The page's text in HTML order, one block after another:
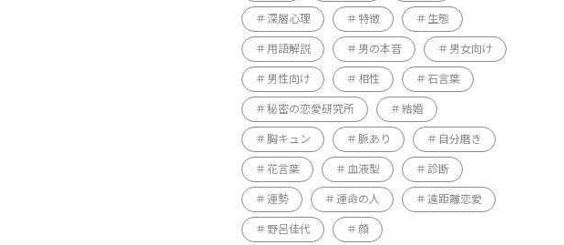
深層心理 特徴 生態
用語解説 男の本音 男女向け
男性向け 相性 石言葉
秘密の恋愛研究所 結婚
胸キュン 脈あり 自分磨き
花言葉 血液型 診断
運勢 運命の人 遠距離恋愛
野呂佳代 顔